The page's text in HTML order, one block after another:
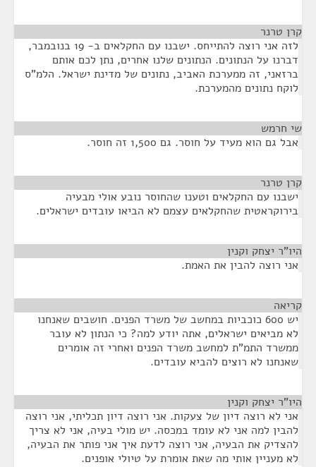
קרן טרנר
לזה אני רוצה להתייחס. ישבנו עם החקלאים ב- 19 בנובמבר,
דברנו על הנתונים. הנתונים שלנו אחרים, נתן לכם אותם
ברזאני, זה ממערכת האביב, נתונים של מדינת ישראל. הלמ"ס
לוקח נתונים מהמערכת.
שי חרמש
אבל גם הוא מעיד על חוסר. גם 1,500 זה חוסר.
קרן טרנר
ישבנו עם החקלאים וטענו שהחוסר נובע אולי מבעיה
בירוקראטית שהחקלאים עצמם לא הביאו עובדים ישראלים.
היו"ר יצחק וקנין
אני רוצה להבין את האמת.
קריאה
יש 600 כוכביות במחשב של משרד הפנים. חושבים שאנחנו
לא מביאים ישראלים, אתה יודע למה? כי הנתון לא עובר
ממשרד התמ"ת למחשב משרד הפנים ואחרי זה אומרים
שאנחנו לא רוצים להביא עובדים.
היו"ר יצחק וקנין
אני לא רוצה דיון של צעקות. אני רוצה דיון תכליתי, אני רוצה
להבין למה אני לא עומד במכסה. יש מולי בעיה, אני לא צריך
להצדיק את הבעיה, אני רוצה לדעת איך אני פותר את הבעיה,
לא מעניין אותי מה שאת אומרת על טיולי אופנים.